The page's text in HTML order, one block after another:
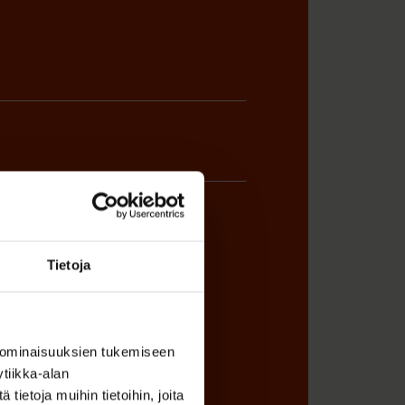
Tietoja
tukemiseen
alan
tietoja muihin tietoihin, joita